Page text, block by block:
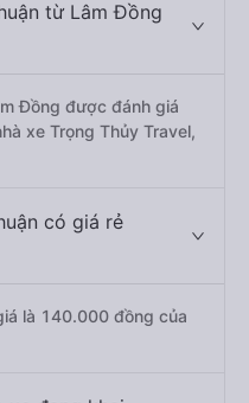
từ Lâm Đồng
Đồng được đánh giá
xe Trọng Thủy Travel,
có giá rẻ
là 140.000 đồng của